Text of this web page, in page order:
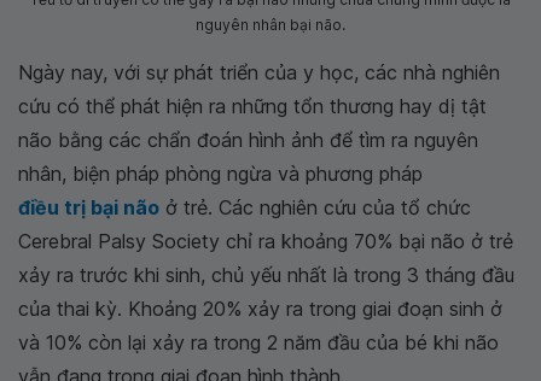
nguyên nhân bại não.
Ngày nay, với sự phát triển của y học, các nhà nghiên
cứu có thể phát hiện ra những tổn thương hay dị tật
não bằng các chẩn đoán hình ảnh để tìm ra nguyên
nhân, biện pháp phòng ngừa và phương pháp
điều trị bại não ở trẻ. Các nghiên cứu của tổ chức
Cerebral Palsy Society chỉ ra khoảng 70% bại não ở trẻ
xảy ra trước khi sinh, chủ yếu nhất là trong 3 tháng đầu
của thai kỳ. Khoảng 20% xảy ra trong giai đoạn sinh ở
và 10% còn lại xảy ra trong 2 năm đầu của bé khi não
vẫn đang trong giai đoạn hình thành.